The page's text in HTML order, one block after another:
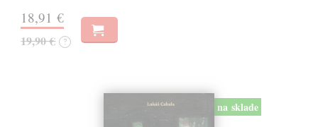
18,91 €
19,90 € ?
na sklade